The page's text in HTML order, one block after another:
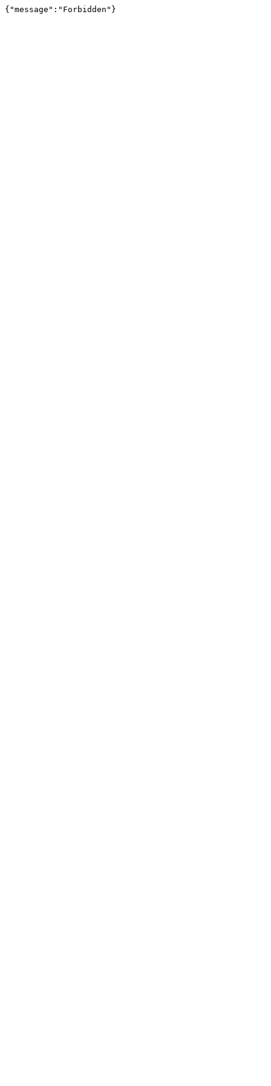
{"message":"Forbidden"}